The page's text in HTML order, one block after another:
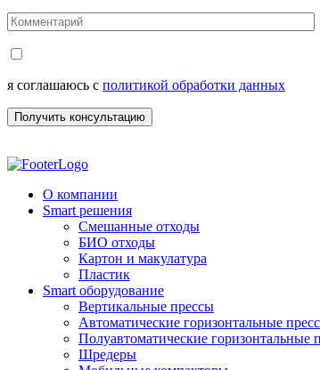
я соглашаюсь с политикой обработки данных
О компании
Smart решения
Смешанные отходы
БИО отходы
Картон и макулатура
Пластик
Smart оборудование
Вертикальные прессы
Автоматические горизонтальные
Полуавтоматические горизонтальные
Шредеры